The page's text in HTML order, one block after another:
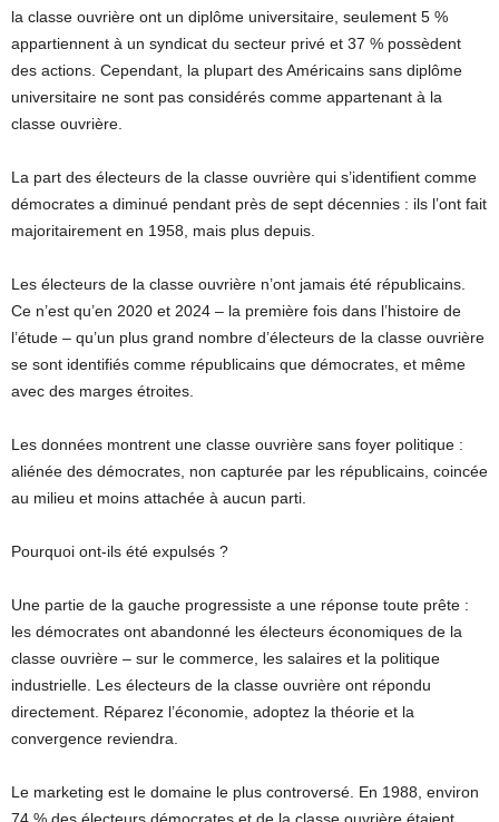
la classe ouvrière ont un diplôme universitaire, seulement 5 %
appartiennent à un syndicat du secteur privé et 37 % possèdent
des actions. Cependant, la plupart des Américains sans diplôme
universitaire ne sont pas considérés comme appartenant à la
classe ouvrière.
La part des électeurs de la classe ouvrière qui s’identifient comme
démocrates a diminué pendant près de sept décennies : ils l’ont fait
majoritairement en 1958, mais plus depuis.
Les électeurs de la classe ouvrière n’ont jamais été républicains.
Ce n’est qu’en 2020 et 2024 – la première fois dans l’histoire de
l’étude – qu’un plus grand nombre d’électeurs de la classe ouvrière
se sont identifiés comme républicains que démocrates, et même
avec des marges étroites.
Les données montrent une classe ouvrière sans foyer politique :
aliénée des démocrates, non capturée par les républicains, coincée
au milieu et moins attachée à aucun parti.
Pourquoi ont-ils été expulsés ?
Une partie de la gauche progressiste a une réponse toute prête :
les démocrates ont abandonné les électeurs économiques de la
classe ouvrière – sur le commerce, les salaires et la politique
industrielle. Les électeurs de la classe ouvrière ont répondu
directement. Réparez l’économie, adoptez la théorie et la
convergence reviendra.
Le marketing est le domaine le plus controversé. En 1988, environ